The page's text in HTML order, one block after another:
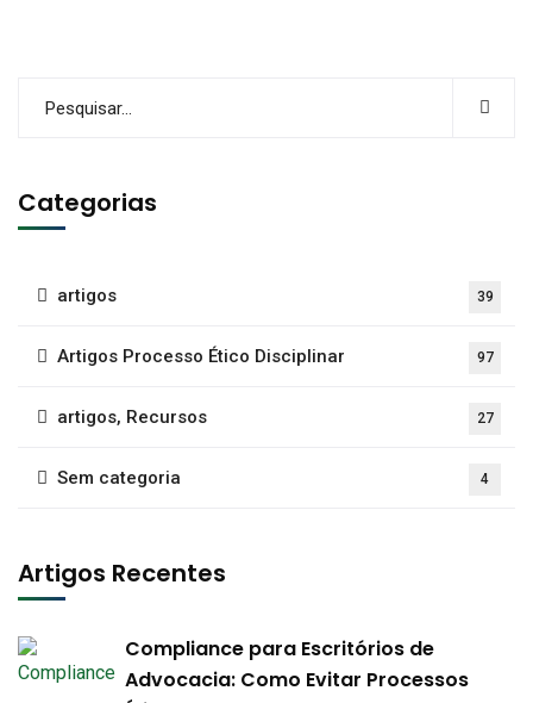
Categorias
artigos 39
Artigos Processo Ético Disciplinar 97
artigos, Recursos 27
Sem categoria 4
Artigos Recentes
Compliance para Escritórios de
Advocacia: Como Evitar Processos